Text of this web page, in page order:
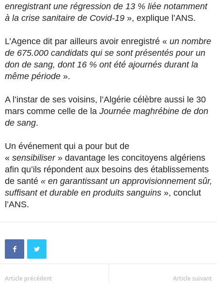
enregistrant une régression de 13 % liée notamment
à la crise sanitaire de Covid-19 », explique l’ANS.
L’Agence dit par ailleurs avoir enregistré « un nombre
de 675.000 candidats qui se sont présentés pour un
don de sang, dont 16 % ont été ajournés durant la
même période ».
A l’instar de ses voisins, l’Algérie célèbre aussi le 30
mars comme celle de la Journée maghrébine de don
de sang.
Un événement qui a pour but de
« sensibiliser » davantage les concitoyens algériens
afin qu’ils répondent aux besoins des établissements
de santé « en garantissant un approvisionnement sûr,
suffisant et durable en produits sanguins », conclut
l’ANS.
Article précédent Article suivant